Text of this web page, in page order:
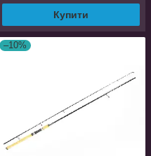
Купити
–10%